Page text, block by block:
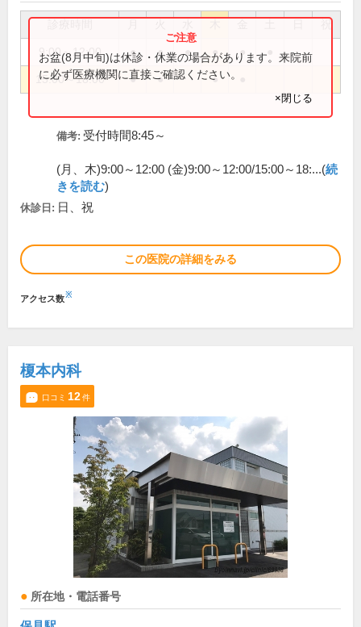
祝
9:00～12:00 ● ● ● ● ●
15:00～18:00 ● ● ●
お盆(8月中旬)は休診・休業の場合があります。来院前
に必ず医療機関に直接ご確認ください。
×閉じる
備考: 受付時間8:45～
(月、木)9:00～12:00 (金)9:00～12:00/15:00～18:...(続
きを読む)
休診日: 日、祝
この医院の詳細をみる
アクセス数※
榎本内科
口コミ 12件
所在地・電話番号